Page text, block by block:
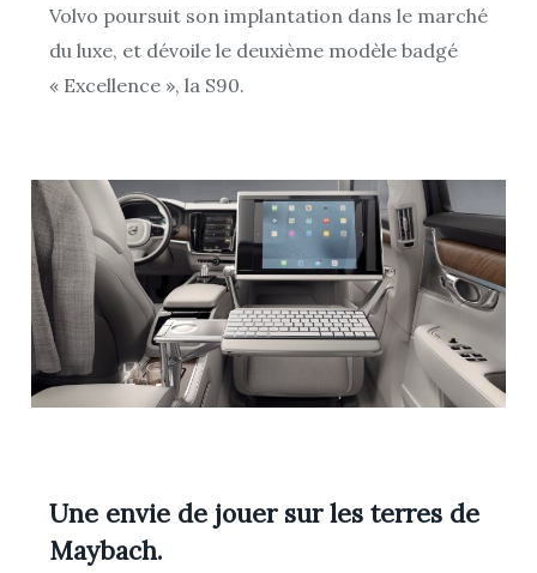
Volvo poursuit son implantation dans le marché
du luxe, et dévoile le deuxième modèle badgé
« Excellence », la S90.
Une envie de jouer sur les terres de
Maybach.